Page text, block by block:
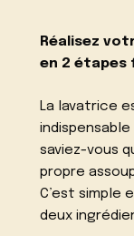
Réalisez
en 2 étapes
La lavatrice
saviez-vous
propre
C’est simple
deux